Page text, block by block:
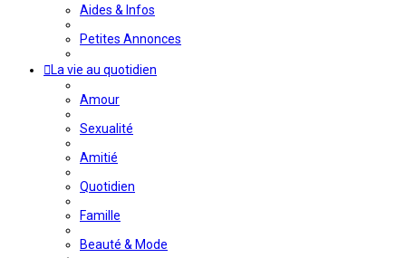
Aides & Infos
Petites Annonces
La vie au quotidien
Amour
Sexualité
Amitié
Quotidien
Famille
Beauté & Mode